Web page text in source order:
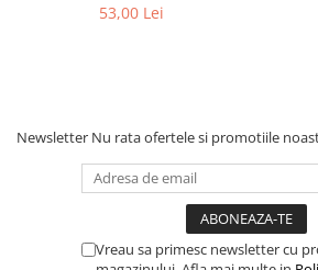
53,00 Lei
Newsletter Nu rata ofertele si promotiile
Vreau sa primesc newsletter cu